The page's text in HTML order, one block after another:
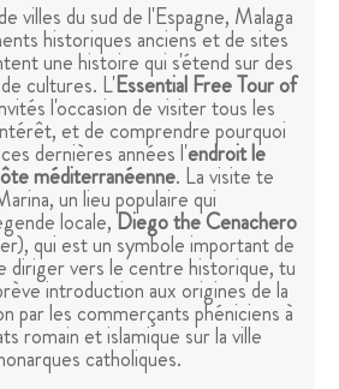
villes du sud de l'Espagne, Malaga
historiques anciens et de sites
une histoire qui s'étend sur des
cultures. L'Essential Free Tour of
l'occasion de visiter tous les
et de comprendre pourquoi
dernières années l'endroit le
méditerranéenne. La visite te
un lieu populaire qui
locale,Diego the Cenachero
qui est un symbole important de
diriger vers le centre historique, tu
introduction aux origines de la
par les commerçants phéniciens à
romain et islamique sur la ville
catholiques.